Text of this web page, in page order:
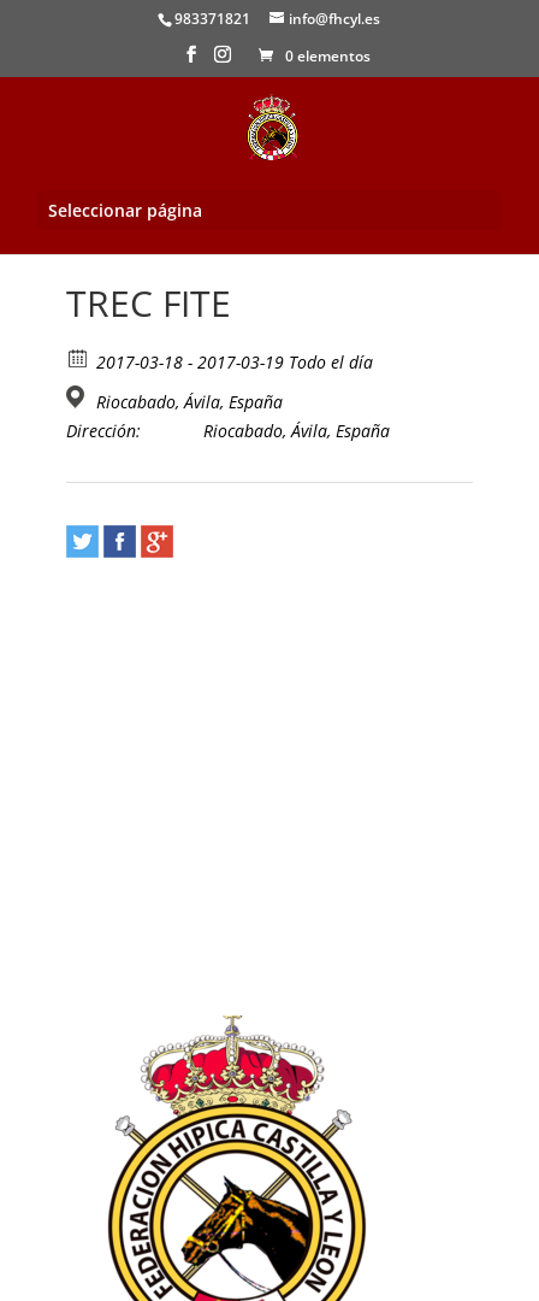
983371821
info@fhcyl.es
0 elementos
Seleccionar página
TREC FITE
2017-03-18 - 2017-03-19 Todo el día
Riocabado, Ávila, España
Dirección:
Riocabado, Ávila, España